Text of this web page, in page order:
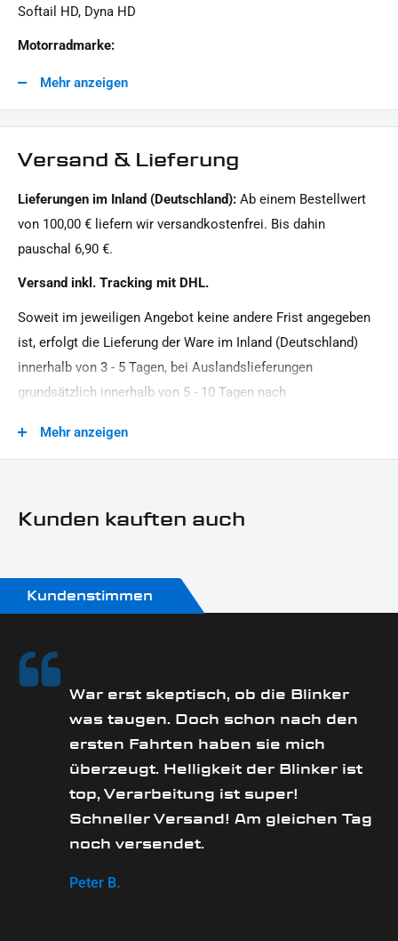
Softail HD, Dyna HD
Motorradmarke:
Mehr anzeigen
Versand & Lieferung
Lieferungen im Inland (Deutschland): Ab einem Bestellwert
von 100,00 € liefern wir versandkostenfrei. Bis dahin
pauschal 6,90 €.
Versand inkl. Tracking mit DHL.
Soweit im jeweiligen Angebot keine andere Frist angegeben
ist, erfolgt die Lieferung der Ware im Inland (Deutschland)
innerhalb von 3 - 5 Tagen, bei Auslandslieferungen
grundsätzlich innerhalb von 5 - 10 Tagen nach
Zeitpunkt Ihrer Zahlungsanweisung).Beachten Sie, dass an
Mehr anzeigen
Kunden kauften auch
Kundenstimmen
War erst skeptisch, ob die Blinker
was taugen. Doch schon nach den
ersten Fahrten haben sie mich
überzeugt. Helligkeit der Blinker ist
top, Verarbeitung ist super!
Schneller Versand! Am gleichen Tag
noch versendet.
Peter B.